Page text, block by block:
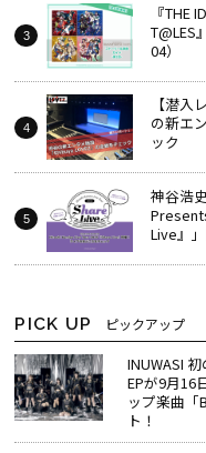
『THE
T@LES
04）
【潜入
の新エ
ック
神谷浩
Live』
PICK UP ピックアップ
INUWASI
EPが9月16
ップ楽曲
ト！